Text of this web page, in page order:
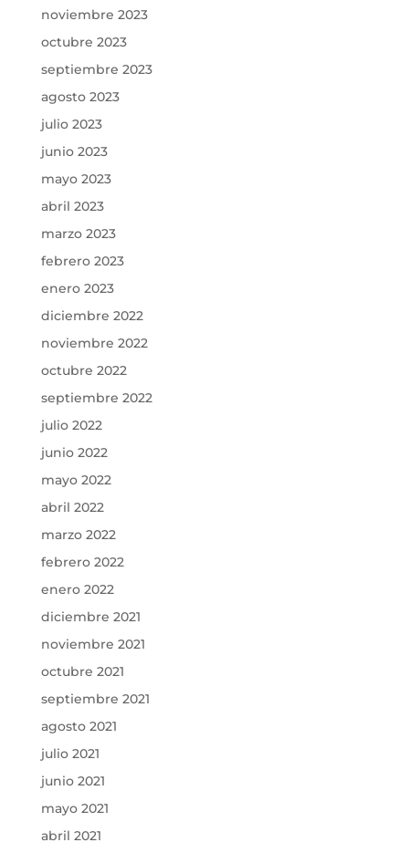
noviembre 2023
octubre 2023
septiembre 2023
agosto 2023
julio 2023
junio 2023
mayo 2023
abril 2023
marzo 2023
febrero 2023
enero 2023
diciembre 2022
noviembre 2022
octubre 2022
septiembre 2022
julio 2022
junio 2022
mayo 2022
abril 2022
marzo 2022
febrero 2022
enero 2022
diciembre 2021
noviembre 2021
octubre 2021
septiembre 2021
agosto 2021
julio 2021
junio 2021
mayo 2021
abril 2021